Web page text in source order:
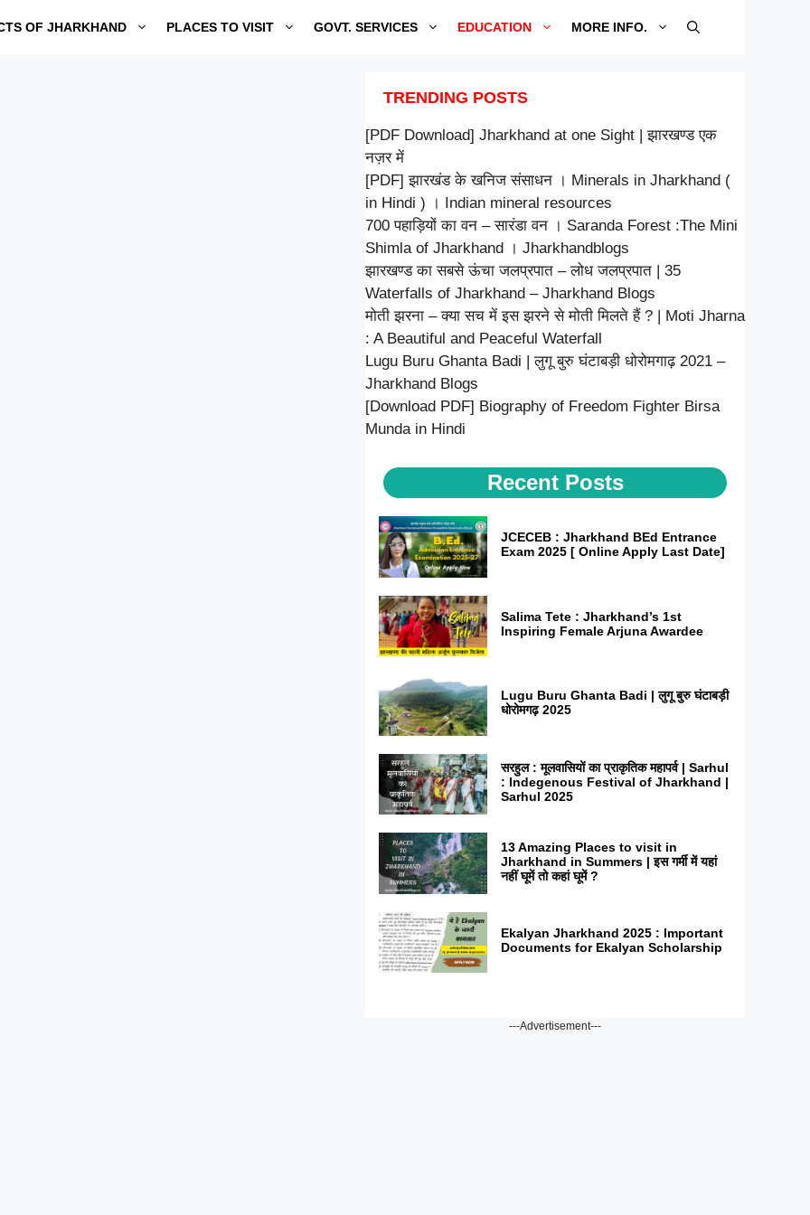
OF JHARKHAND PLACES TO VISIT GOVT. SERVICES EDUCATION MORE INFO.
TRENDING POSTS
[PDF Download] Jharkhand at one Sight | झारखण्ड एक
नज़र में
[PDF] झारखंड के खनिज संसाधन । Minerals in Jharkhand (
in Hindi ) । Indian mineral resources
700 पहाड़ियों का वन – सारंडा वन । Saranda Forest :The Mini
Shimla of Jharkhand । Jharkhandblogs
झारखण्ड का सबसे ऊंचा जलप्रपात – लोध जलप्रपात | 35
Waterfalls of Jharkhand – Jharkhand Blogs
मोती झरना – क्या सच में इस झरने से मोती मिलते हैं ? | Moti Jharna
: A Beautiful and Peaceful Waterfall
Lugu Buru Ghanta Badi | लुगू बुरु घंटाबड़ी धोरोमगाढ़ 2021 –
Jharkhand Blogs
[Download PDF] Biography of Freedom Fighter Birsa
Munda in Hindi
Recent Posts
JCECEB : Jharkhand BEd Entrance
Exam 2025 [ Online Apply Last Date]
Salima Tete : Jharkhand’s 1st
Inspiring Female Arjuna Awardee
Lugu Buru Ghanta Badi | लुगू बुरु घंटाबड़ी
धोरोमगढ़ 2025
सरहुल : मूलवासियों का प्राकृतिक महापर्व | Sarhul
: Indegenous Festival of Jharkhand |
Sarhul 2025
13 Amazing Places to visit in
Jharkhand in Summers | इस गर्मी में यहां
नहीं घूमें तो कहां घूमें ?
Ekalyan Jharkhand 2025 : Important
Documents for Ekalyan Scholarship
---Advertisement---